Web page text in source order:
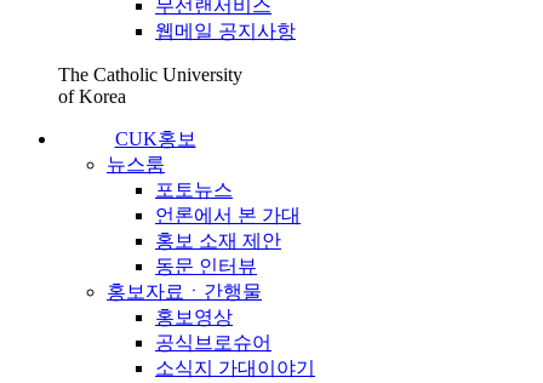
무선랜서비스
웹메일 공지사항
The Catholic University
of Korea
CUK홍보
뉴스룸
포토뉴스
언론에서 본 가대
홍보 소재 제안
동문 인터뷰
홍보자료ㆍ간행물
홍보영상
공식브로슈어
소식지 가대이야기